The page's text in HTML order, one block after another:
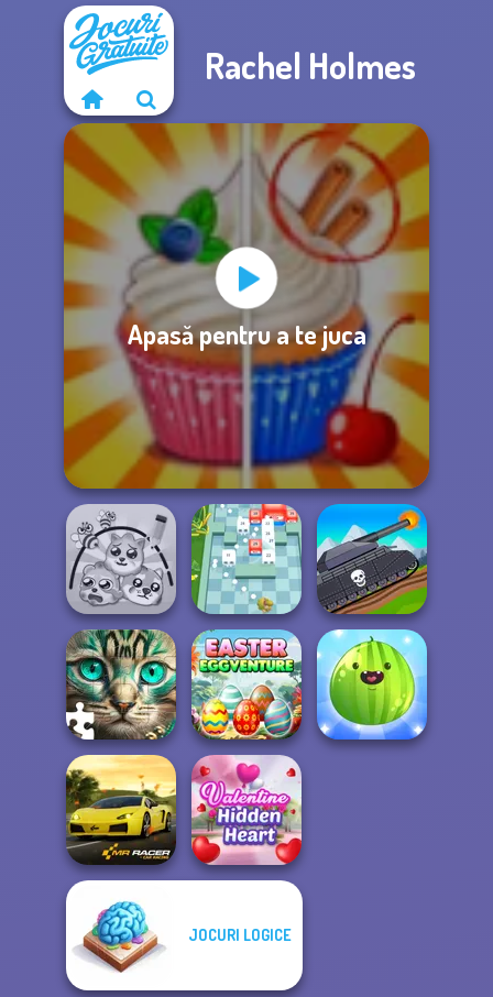
Rachel Holmes
Apasă pentru a te juca
Protect My Dog 3 Break n Bounce
Tanks 2D: Tank
Wars
Favorite Puzzles
Easter
Eggventure
Mr. Racer
Valentine Hidden
JOCURI LOGICE